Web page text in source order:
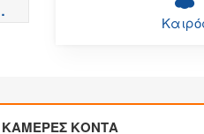
ΚΑΜΕΡΕΣ ΚΟΝΤΑ